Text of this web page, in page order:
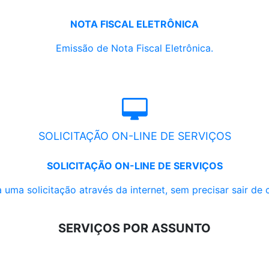
NOTA FISCAL ELETRÔNICA
Emissão de Nota Fiscal Eletrônica.
SOLICITAÇÃO ON-LINE DE SERVIÇOS
SOLICITAÇÃO ON-LINE DE SERVIÇOS
uma solicitação através da internet, sem precisar sair de
SERVIÇOS POR ASSUNTO